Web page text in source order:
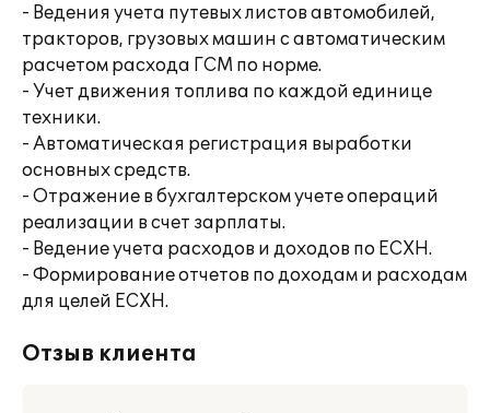
- Ведения учета путевых листов автомобилей,
тракторов, грузовых машин с автоматическим
расчетом расхода ГСМ по норме.
- Учет движения топлива по каждой единице
техники.
- Автоматическая регистрация выработки
основных средств.
- Отражение в бухгалтерском учете операций
реализации в счет зарплаты.
- Ведение учета расходов и доходов по ЕСХН.
- Формирование отчетов по доходам и расходам
для целей ЕСХН.
Отзыв клиента